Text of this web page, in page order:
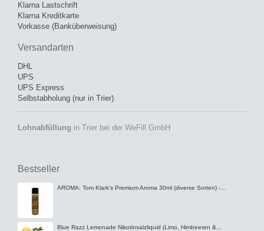
Klarna Lastschrift
Klarna Kreditkarte
Vorkasse (Banküberweisung)
Versandarten
DHL
UPS
UPS Express
Selbstabholung (nur in Trier)
Lohnabfüllung in Trier bei der WeFill GmbH
Bestseller
AROMA: Tom Klark's Premium Aroma 30ml (diverse Sorten) -...
Blue Razz Lemonade Nikotinsalzliquid (Limo, Himbeeren &...